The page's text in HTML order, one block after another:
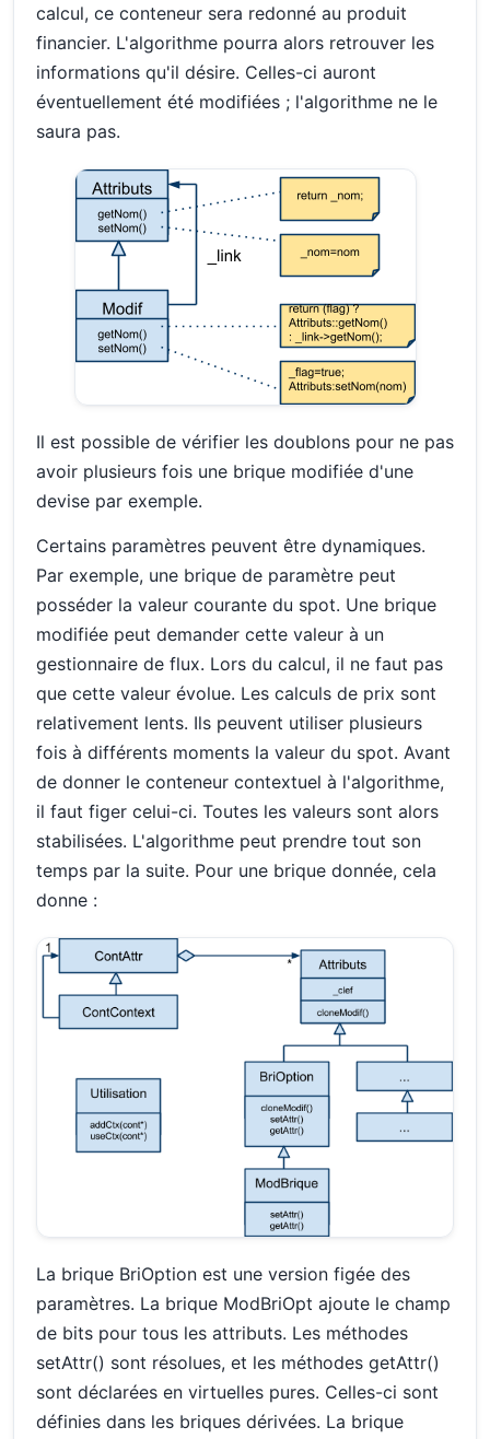
calcul, ce conteneur sera redonné au produit
financier. L'algorithme pourra alors retrouver les
informations qu'il désire. Celles-ci auront
éventuellement été modifiées ; l'algorithme ne le
saura pas.
Il est possible de vérifier les doublons pour ne pas
avoir plusieurs fois une brique modifiée d'une
devise par exemple.
Certains paramètres peuvent être dynamiques.
Par exemple, une brique de paramètre peut
posséder la valeur courante du spot. Une brique
modifiée peut demander cette valeur à un
gestionnaire de flux. Lors du calcul, il ne faut pas
que cette valeur évolue. Les calculs de prix sont
relativement lents. Ils peuvent utiliser plusieurs
fois à différents moments la valeur du spot. Avant
de donner le conteneur contextuel à l'algorithme,
il faut figer celui-ci. Toutes les valeurs sont alors
stabilisées. L'algorithme peut prendre tout son
temps par la suite. Pour une brique donnée, cela
donne :
La brique BriOption est une version figée des
paramètres. La brique ModBriOpt ajoute le champ
de bits pour tous les attributs. Les méthodes
setAttr() sont résolues, et les méthodes getAttr()
sont déclarées en virtuelles pures. Celles-ci sont
définies dans les briques dérivées. La brique